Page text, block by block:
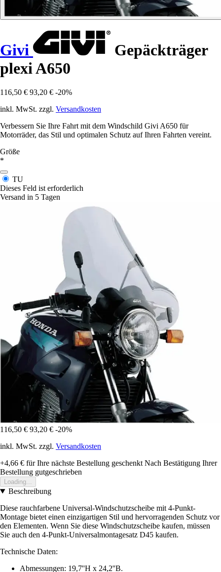
Givi
Gepäckträger
plexi A650
116,50 € 93,20 € -20%
inkl. MwSt. zzgl. Versandkosten
Verbessern Sie Ihre Fahrt mit dem Windschild Givi A650 für
Motorräder, das Stil und optimalen Schutz auf Ihren Fahrten vereint.
Größe
*
TU
Dieses Feld ist erforderlich
Versand in 5 Tagen
116,50 € 93,20 € -20%
inkl. MwSt. zzgl. Versandkosten
+4,66 € für Ihre nächste Bestellung geschenkt Nach Bestätigung Ihrer
Bestellung gutgeschrieben
Loading...
Beschreibung
Diese rauchfarbene Universal-Windschutzscheibe mit 4-Punkt-
Montage bietet einen einzigartigen Stil und hervorragenden Schutz vor
den Elementen. Wenn Sie diese Windschutzscheibe kaufen, müssen
Sie auch den 4-Punkt-Universalmontagesatz D45 kaufen.
Technische Daten:
Abmessungen: 19,7''H x 24,2''B.